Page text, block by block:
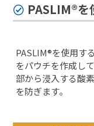
PASLIM®を
PASLIM®を使⽤す
をパウチを作成し
部から浸入する酸
を防ぎます。